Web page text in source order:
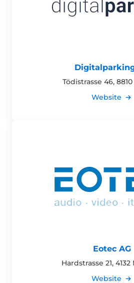
Tödistrasse 46,
Website
Eotec AG
Hardstrasse 21,
Website